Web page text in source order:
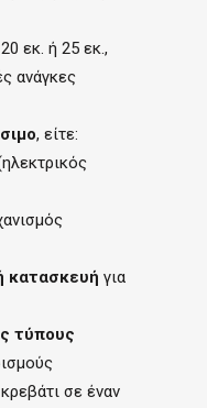
εκ. ή 25 εκ.,
ανάγκες
, είτε:
κατασκευή για
τύπους
σε έναν